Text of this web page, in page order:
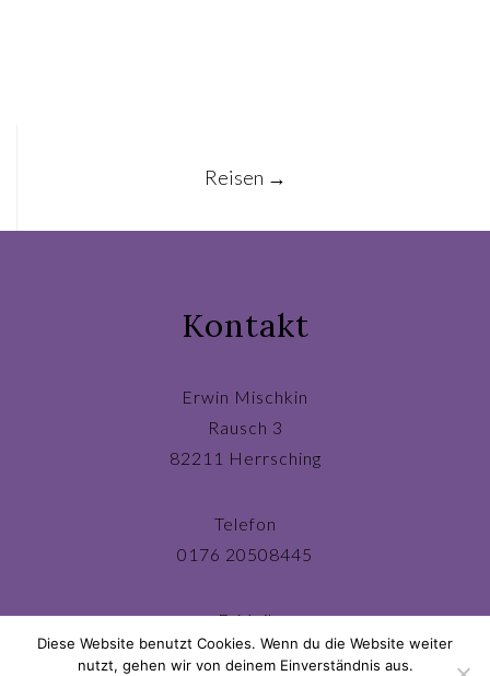
navigation
Reisen →
Kontakt
Erwin Mischkin
Rausch 3
82211 Herrsching
Telefon
0176 20508445
E-Mail
ichbin@erwinmischkin.de
Diese Website benutzt Cookies. Wenn du die Website weiter
nutzt, gehen wir von deinem Einverständnis aus.